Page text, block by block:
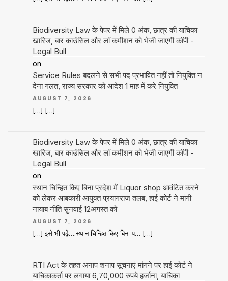
Biodiversity Law के पेपर में मिले 0 अंक, छात्र की याचिका
खारिज, बार काउंसिल और लॉ कमीशन को भेजी जाएगी कॉपी -
Legal Bull
on
Service Rules बदलने से सभी पद प्रभावित नहीं तो नियुक्ति न
देना गलत, राज्य सरकार को आदेश 1 माह में करे नियुक्ति
AUGUST 7, 2026
[…] […]
Biodiversity Law के पेपर में मिले 0 अंक, छात्र की याचिका
खारिज, बार काउंसिल और लॉ कमीशन को भेजी जाएगी कॉपी -
Legal Bull
on
स्थान चिन्हित किए बिना प्रदेश में Liquor shop आवंटित करने
को लेकर आबकारी आयुक्त प्रयागराज तलब, हाई कोर्ट ने मांगी
नायाब नीति सुनवाई 12अगस्त को
AUGUST 7, 2026
[…] इसे भी पढ़ें….स्थान चिन्हित किए बिना प… […]
RTI Act के तहत अनाप शनाप सूचनाएं मांगने पर हाई कोर्ट ने
याचिकाकर्ता पर लगाया 6,70,000 रुपये हर्जाना, याचिका